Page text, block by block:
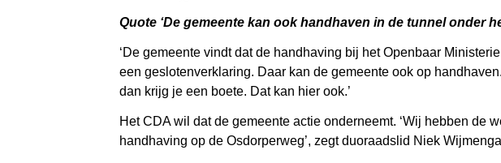
Quote ‘De gemeente kan ook handhaven in de tunnel onder
‘De gemeente vindt dat de handhaving bij het Openbaar
een geslotenverklaring. Daar kan de gemeente ook op
dan krijg je een boete. Dat kan hier ook.’
Het CDA wil dat de gemeente actie onderneemt. ‘Wij hebben de
handhaving op de Osdorperweg’, zegt duoraadslid Niek